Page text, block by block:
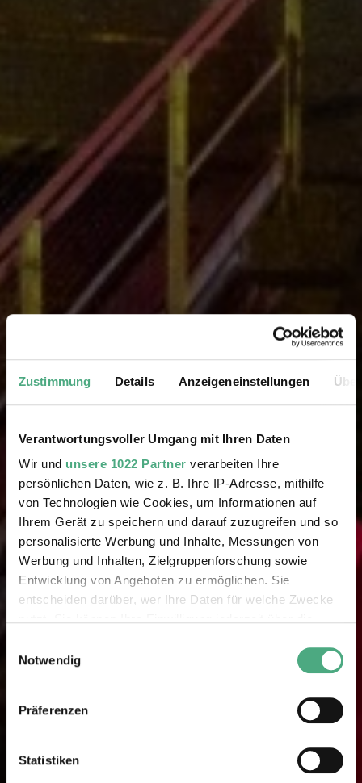
Zustimmung Details Anzeigeneinstellungen
Verantwortungsvoller Umgang mit Ihren Daten
Wir und unsere 1022 Partner verarbeiten Ihre
persönlichen Daten, wie z. B. Ihre IP-Adresse, mithilfe
von Technologien wie Cookies, um Informationen auf
Ihrem Gerät zu speichern und darauf zuzugreifen und so
personalisierte Werbung und Inhalte, Messungen von
Werbung und Inhalten, Zielgruppenforschung sowie
Entwicklung von Angeboten zu ermöglichen. Sie
entscheiden darüber, wer Ihre Daten für welche Zwecke
Trigger Symbol ändern oder widerrufen
Informationen über Ihre geografische Lage erfassen,
Ihr Gerät durch aktives Scannen nach bestimmten
Notwendig
Präferenzen
Statistiken